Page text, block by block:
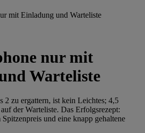
mit Einladung und Warteliste
nur mit
Warteliste
2 zu ergattern, ist kein Leichtes; 4,5
der Warteliste. Das Erfolgsrezept:
und eine knapp gehaltene